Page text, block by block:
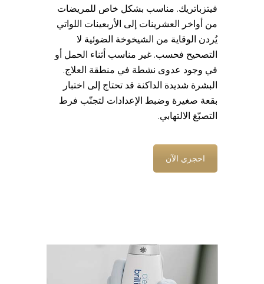
فيتزباتريك. مناسب بشكل خاص للمريضات
من أواخر العشرينات إلى الأربعينات اللواتي
يُردن الوقاية من الشيخوخة الضوئية لا
التصحيح فحسب. غير مناسب أثناء الحمل أو
في وجود عدوى نشطة في منطقة العلاج.
البشرة شديدة الداكنة قد تحتاج إلى اختبار
بقعة صغيرة وضبط الإعدادات لتجنّب فرط
التصبّغ الالتهابي.
احجزي الآن